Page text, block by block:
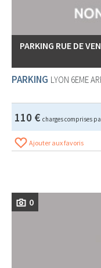
PARKING RUE DE
PARKING LYON 6EME
110 € charges comprises
Ajouter aux favoris
0